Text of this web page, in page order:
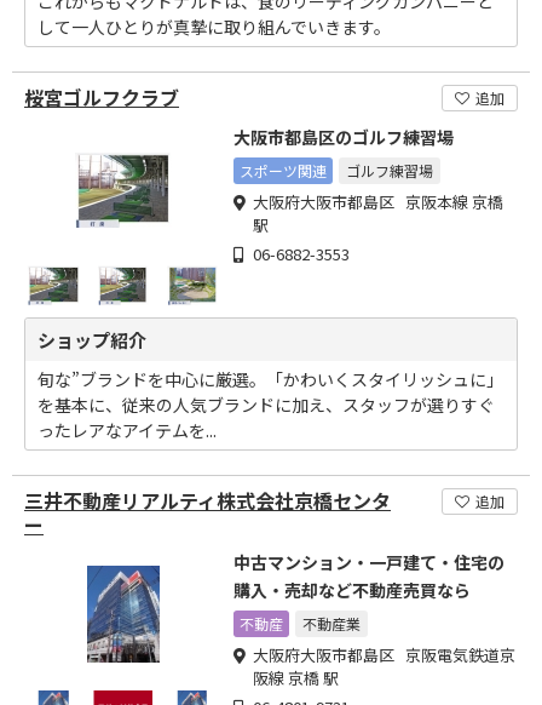
して一人ひとりが真摯に取り組んでいきます。
桜宮ゴルフクラブ 追加
大阪市都島区のゴルフ練習場
スポーツ関連 ゴルフ練習場
大阪府大阪市都島区 京阪本線 京橋
駅
06-6882-3553
ショップ紹介
旬な”ブランドを中心に厳選。「かわいくスタイリッシュに」
を基本に、従来の人気ブランドに加え、スタッフが選りすぐ
ったレアなアイテムを...
三井不動産リアルティ株式会社京橋センタ
ー
追加
中古マンション・一戸建て・住宅の
購入・売却など不動産売買なら
不動産 不動産業
大阪府大阪市都島区 京阪電気鉄道京
阪線 京橋 駅